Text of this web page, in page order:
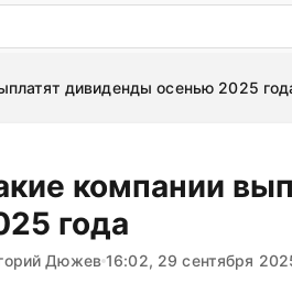
дивиденды осенью 2025
компании
года
Дюжев 16:02, 29 сентября